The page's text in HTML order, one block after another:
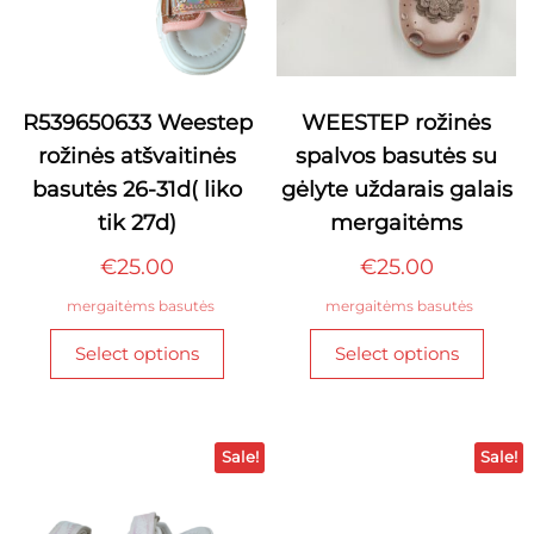
R539650633 Weestep
rožinės atšvaitinės
basutės 26-31d( liko
tik 27d)
€25.00
mergaitėms basutės
Select options
This
variants.
The
WEESTEP rožinės
spalvos basutės su
gėlyte uždarais galais
mergaitėms
€25.00
mergaitėms basutės
Select options
This
The
Sale! Sale!